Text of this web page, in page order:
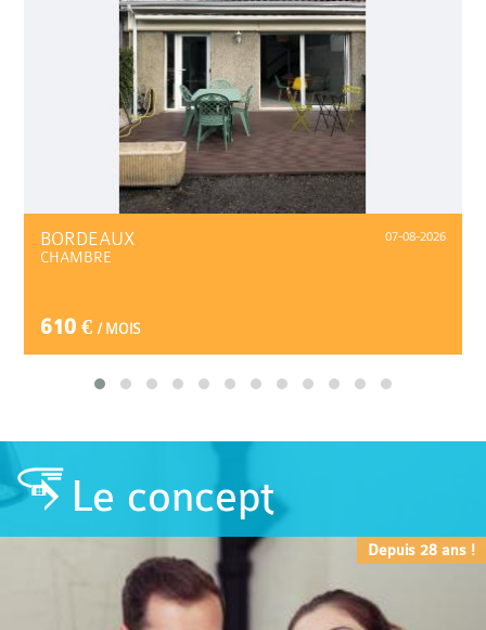
07-08-2026
BORDEAUX
CHAMBRE
610 € / MOIS
Le concept
Depuis 28 ans !